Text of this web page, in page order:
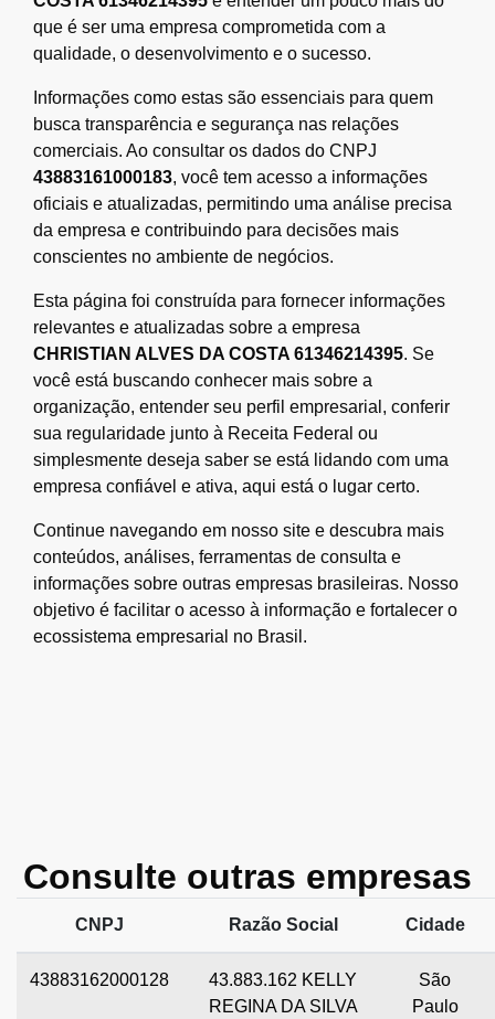
que é ser uma empresa comprometida com a
qualidade, o desenvolvimento e o sucesso.
Informações como estas são essenciais para quem
busca transparência e segurança nas relações
comerciais. Ao consultar os dados do CNPJ
43883161000183, você tem acesso a informações
oficiais e atualizadas, permitindo uma análise precisa
da empresa e contribuindo para decisões mais
conscientes no ambiente de negócios.
Esta página foi construída para fornecer informações
relevantes e atualizadas sobre a empresa
CHRISTIAN ALVES DA COSTA 61346214395. Se
você está buscando conhecer mais sobre a
organização, entender seu perfil empresarial, conferir
sua regularidade junto à Receita Federal ou
simplesmente deseja saber se está lidando com uma
empresa confiável e ativa, aqui está o lugar certo.
Continue navegando em nosso site e descubra mais
conteúdos, análises, ferramentas de consulta e
informações sobre outras empresas brasileiras. Nosso
objetivo é facilitar o acesso à informação e fortalecer o
ecossistema empresarial no Brasil.
Consulte outras empresas
CNPJ Razão Social Cidade
43883162000128
43.883.162 KELLY
REGINA DA SILVA
São
Paulo